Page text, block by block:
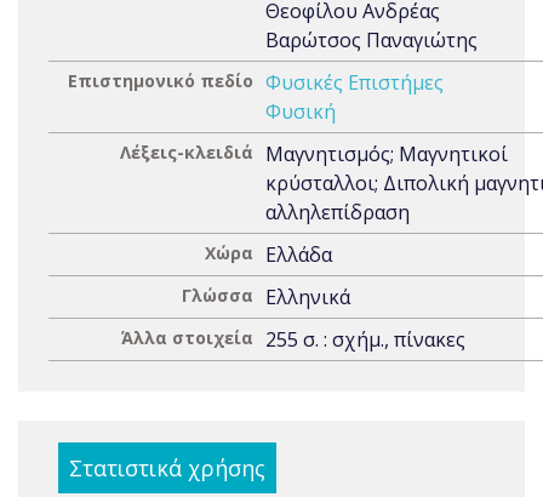
Θεοφίλου Ανδρέας
Βαρώτσος Παναγιώτης
Επιστημονικό πεδίο Φυσικές Επιστήμες
Φυσική
Λέξεις-κλειδιά
Μαγνητισμός; Μαγνητικοί
κρύσταλλοι; Διπολική
αλληλεπίδραση
Χώρα Ελλάδα
Γλώσσα Ελληνικά
Άλλα στοιχεία 255 σ. : σχήμ., πίνακες
Στατιστικά χρήσης